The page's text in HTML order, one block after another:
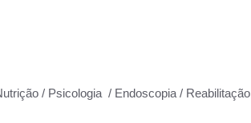
/ Psicologia / Endoscopia / Reabilitação